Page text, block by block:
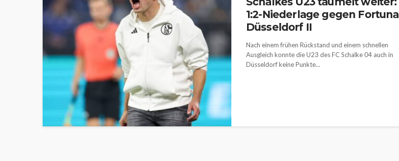
1:2-Niederlage gegen Fortuna
Düsseldorf II
Nach einem frühen Rückstand und einem schnellen
Ausgleich konnte die U23 des FC Schalke 04 auch in
Düsseldorf keine Punkte...